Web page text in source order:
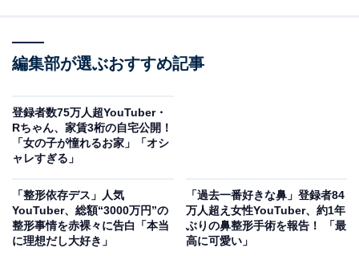
編集部が選ぶおすすめ記事
登録者数75万人超YouTuber・
Rちゃん、家賃3桁の自宅公開！
「女の子が憧れるお家」「オシ
ャレすぎる」
「整形依存デス」人気
YouTuber、総額“3000万円”の
整形事情を赤裸々に告白「本当
に理想だし大好き」
「過去一番好きな鼻」登録者84
万人超え女性YouTuber、約1年
ぶりの鼻整形手術を報告！ 「最
高に可愛い」